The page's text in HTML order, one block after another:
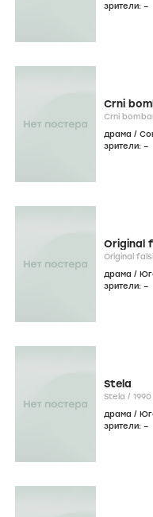
зрители: –
Crni
драма /
зрители: –
Original
драма /
зрители: –
Stela
Stela / 1990
драма /
зрители: –